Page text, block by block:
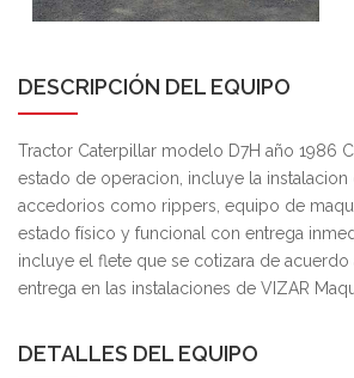
DESCRIPCIÓN DEL EQUIPO
Tractor Caterpillar modelo D7H año 1986
estado de operacion, incluye la
accedorios como rippers, equipo de
estado físico y funcional con entrega
incluye el flete que se cotizara de acuerdo
entrega en las instalaciones de VIZAR
DETALLES DEL EQUIPO